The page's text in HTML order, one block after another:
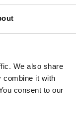
We also share
combine it with
consent to our